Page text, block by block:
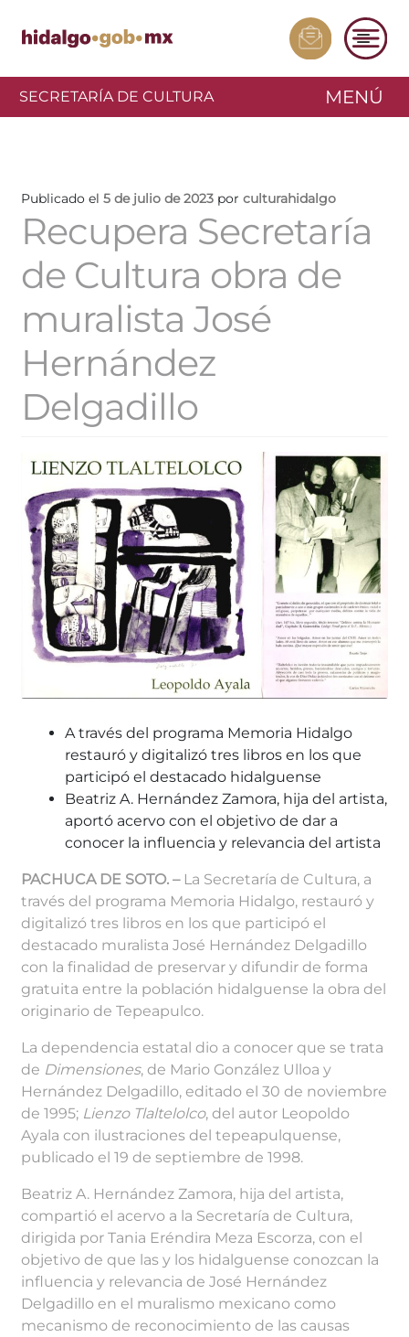
SECRETARÍA DE CULTURA MENÚ
Publicado el 5 de julio de 2023 por culturahidalgo
Recupera Secretaría
de Cultura obra de
muralista José
Hernández
Delgadillo
A través del programa Memoria Hidalgo
restauró y digitalizó tres libros en los que
participó el destacado hidalguense
Beatriz A. Hernández Zamora, hija del artista,
aportó acervo con el objetivo de dar a
conocer la influencia y relevancia del artista
PACHUCA DE SOTO. – La Secretaría de Cultura, a
través del programa Memoria Hidalgo, restauró y
digitalizó tres libros en los que participó el
destacado muralista José Hernández Delgadillo
con la finalidad de preservar y difundir de forma
gratuita entre la población hidalguense la obra del
originario de Tepeapulco.
La dependencia estatal dio a conocer que se trata
de Dimensiones, de Mario González Ulloa y
Hernández Delgadillo, editado el 30 de noviembre
de 1995; Lienzo Tlaltelolco, del autor Leopoldo
Ayala con ilustraciones del tepeapulquense,
publicado el 19 de septiembre de 1998.
Beatriz A. Hernández Zamora, hija del artista,
compartió el acervo a la Secretaría de Cultura,
dirigida por Tania Eréndira Meza Escorza, con el
objetivo de que las y los hidalguense conozcan la
influencia y relevancia de José Hernández
Delgadillo en el muralismo mexicano como
mecanismo de reconocimiento de las causas